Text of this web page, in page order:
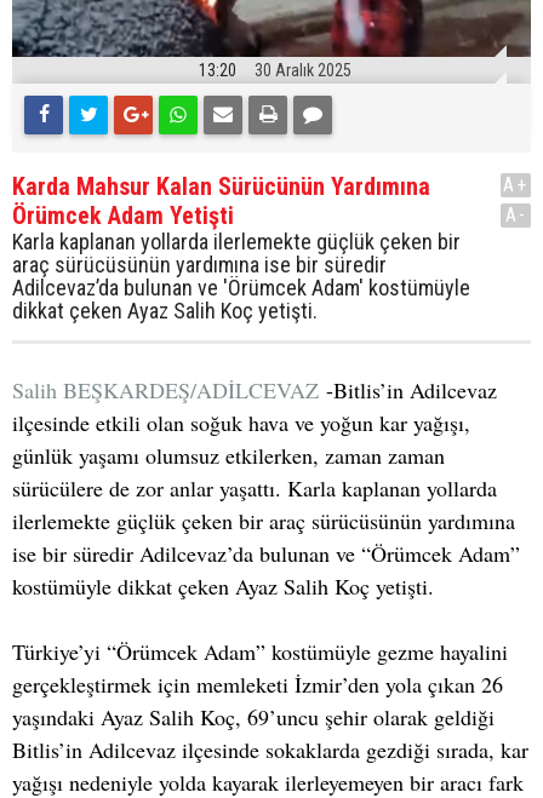
13:20 30 Aralık 2025
Karda Mahsur Kalan Sürücünün Yardımına
Örümcek Adam Yetişti
Karla kaplanan yollarda ilerlemekte güçlük çeken bir
araç sürücüsünün yardımına ise bir süredir
Adilcevaz’da bulunan ve 'Örümcek Adam' kostümüyle
dikkat çeken Ayaz Salih Koç yetişti.
A+
A-
Salih BEŞKARDEŞ/ADİLCEVAZ -Bitlis’in Adilcevaz
ilçesinde etkili olan soğuk hava ve yoğun kar yağışı,
günlük yaşamı olumsuz etkilerken, zaman zaman
sürücülere de zor anlar yaşattı. Karla kaplanan yollarda
ilerlemekte güçlük çeken bir araç sürücüsünün yardımına
ise bir süredir Adilcevaz’da bulunan ve “Örümcek Adam”
kostümüyle dikkat çeken Ayaz Salih Koç yetişti.
Türkiye’yi “Örümcek Adam” kostümüyle gezme hayalini
gerçekleştirmek için memleketi İzmir’den yola çıkan 26
yaşındaki Ayaz Salih Koç, 69’uncu şehir olarak geldiği
Bitlis’in Adilcevaz ilçesinde sokaklarda gezdiği sırada, kar
yağışı nedeniyle yolda kayarak ilerleyemeyen bir aracı fark